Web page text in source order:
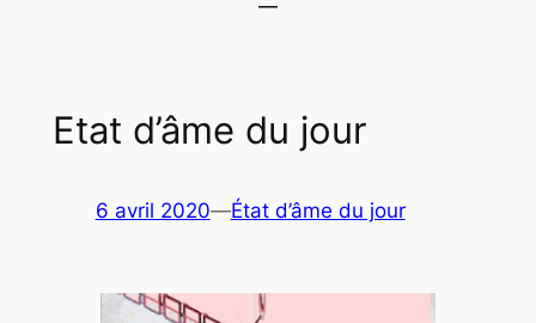
Etat d’âme du jour
6 avril 2020—État d’âme du jour